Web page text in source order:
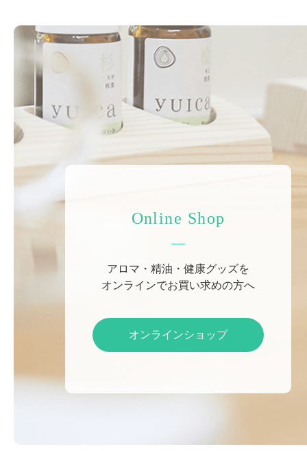
Online Shop
アロマ・精油・健康グッズを
オンラインでお買い求めの方へ
オンラインショップ